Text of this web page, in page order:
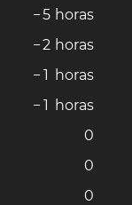
−5 horas
−2 horas
− 1 horas
− 1 horas
0
0
0